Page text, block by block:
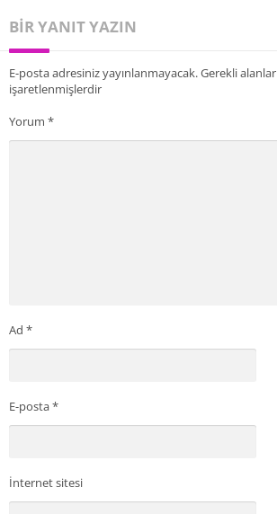
BIR YANIT YAZIN
E-posta adresiniz yayınlanmayacak.Gerekli alanlar
işaretlenmişlerdir
Yorum *
Ad *
E-posta*
İnternet sitesi